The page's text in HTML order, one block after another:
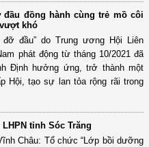
đầu đồng hành cùng trẻ mồ côi
khó
đỡ đầu” do Trung ương Hội Liên
phát động từ tháng 10/2021 đã
Định hưởng ứng, trở thành một
Hội, tạo sự lan tỏa rộng rãi trong
tỉnh Sóc Trăng
Châu: Tổ chức “Lớp bồi dưỡng